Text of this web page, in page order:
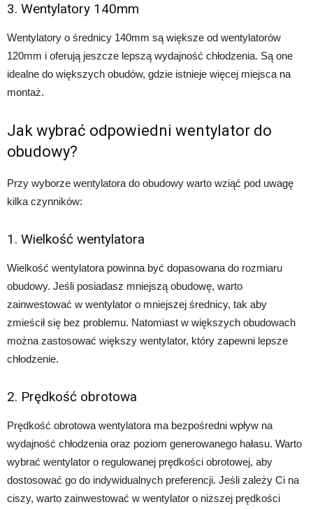
3. Wentylatory 140mm
Wentylatory o średnicy 140mm są większe od wentylatorów
120mm i oferują jeszcze lepszą wydajność chłodzenia. Są one
idealne do większych obudów, gdzie istnieje więcej miejsca na
montaż.
Jak wybrać odpowiedni wentylator do
obudowy?
Przy wyborze wentylatora do obudowy warto wziąć pod uwagę
kilka czynników:
1. Wielkość wentylatora
Wielkość wentylatora powinna być dopasowana do rozmiaru
obudowy. Jeśli posiadasz mniejszą obudowę, warto
zainwestować w wentylator o mniejszej średnicy, tak aby
zmieścił się bez problemu. Natomiast w większych obudowach
można zastosować większy wentylator, który zapewni lepsze
chłodzenie.
2. Prędkość obrotowa
Prędkość obrotowa wentylatora ma bezpośredni wpływ na
wydajność chłodzenia oraz poziom generowanego hałasu. Warto
wybrać wentylator o regulowanej prędkości obrotowej, aby
dostosować go do indywidualnych preferencji. Jeśli zależy Ci na
ciszy, warto zainwestować w wentylator o niższej prędkości